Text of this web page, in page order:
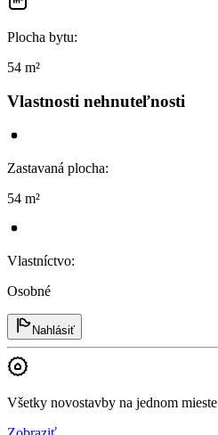
Plocha bytu:
54 m²
Vlastnosti nehnuteľnosti
Zastavaná plocha:
54 m²
Vlastníctvo:
Osobné
Nahlásiť
Všetky novostavby na jednom mieste